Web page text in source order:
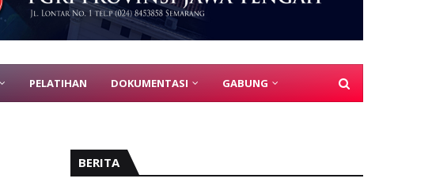
PELATIHAN DOKUMENTASI GABUNG
BERITA